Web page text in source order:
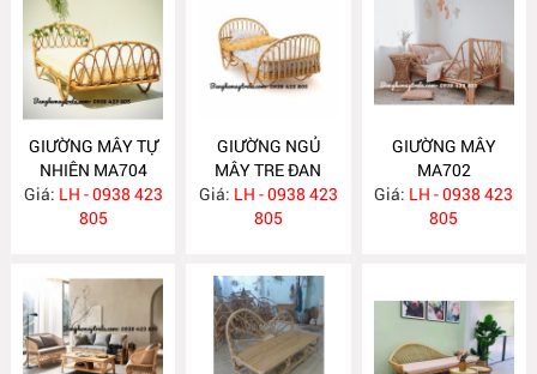
GIƯỜNG MÂY TỰ
NHIÊN MA704
Giá: LH - 0938 423
805
GIƯỜNG NGỦ
MÂY TRE ĐAN
MA703
Giá: LH - 0938 423
805
GIƯỜNG MÂY
MA702
Giá: LH - 0938 423
805